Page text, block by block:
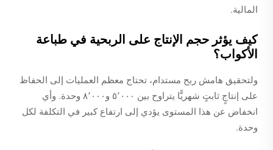
المالية.
كيف يؤثر حجم الإنتاج على الربحية في طباعة
الأكواب؟
ولتحقيق هامش ربح مستدام، تحتاج معظم العمليات إلى الحفاظ
على إنتاجٍ ثابتٍ شهريًّا يتراوح بين ٥٬٠٠٠ و٨٬٠٠٠ وحدة. وأي
انخفاض عن هذا المستوى يؤدي إلى ارتفاع كبير في التكلفة لكل
وحدة.